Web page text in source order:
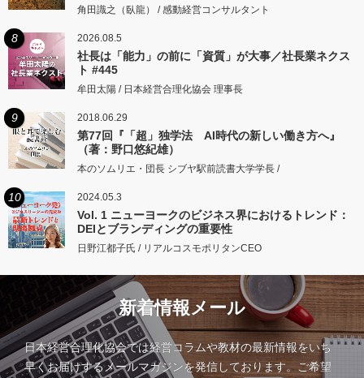
角田識之（臥龍） / 感動経営コンサルタント
8 2026.08.5
社長は「能力」の前に「資質」が大事／社長業ネクス
ト #445
牟田太陽 / 日本経営合理化協会 理事長
9 2018.06.29
第77回『「超」独学法 AI時代の新しい働き方へ』
（著：野口悠紀雄）
本のソムリエ・団長 シブヤ駅前読書大学学長 /
10 2024.05.3
Vol. 1 ニューヨークのビジネス界におけるトレンド：
DEIとブランディングの重要性
日野江都子氏 / リアルコスモポリタンCEO
新着情報メール
日本経営合理化協会では経営コラムや教材の最新情報をいち
早くお届けするメールマガジンを発信しております。ご希望